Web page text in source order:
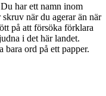
har ett namn inom
när du agerar än när
på att försöka förklara
i det här landet.
ord på ett papper.